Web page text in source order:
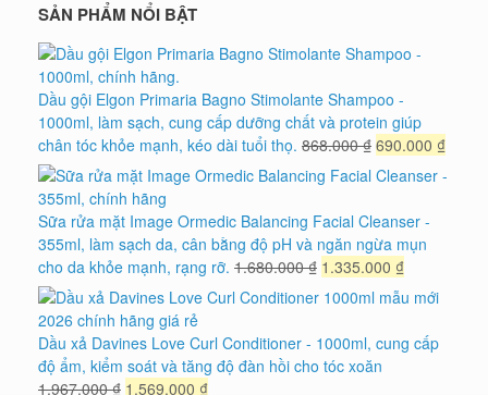
SẢN PHẨM NỔI BẬT
Dầu gội Elgon Primaria Bagno Stimolante Shampoo -
1000ml, làm sạch, cung cấp dưỡng chất và protein giúp
chân tóc khỏe mạnh, kéo dài tuổi thọ. 868.000₫ Giá
gốc
là:
690.000 ₫Giá
Sữa rửa mặt Image Ormedic Balancing Facial Cleanser -
355ml, làm sạch da, cân bằng độ pH và ngăn ngừa mụn
cho da khỏe mạnh, rạng rỡ. 1.680.000₫ Giá
gốc
là:
1.680.000 ₫.
1.335.000 ₫Giá
hiện
tại
1.335.000
Dầu xả Davines Love Curl Conditioner - 1000ml, cung cấp
độ ẩm, kiểm soát và tăng độ đàn hồi cho tóc xoăn
1.967.000₫ Giá
1.569.000 ₫Giá